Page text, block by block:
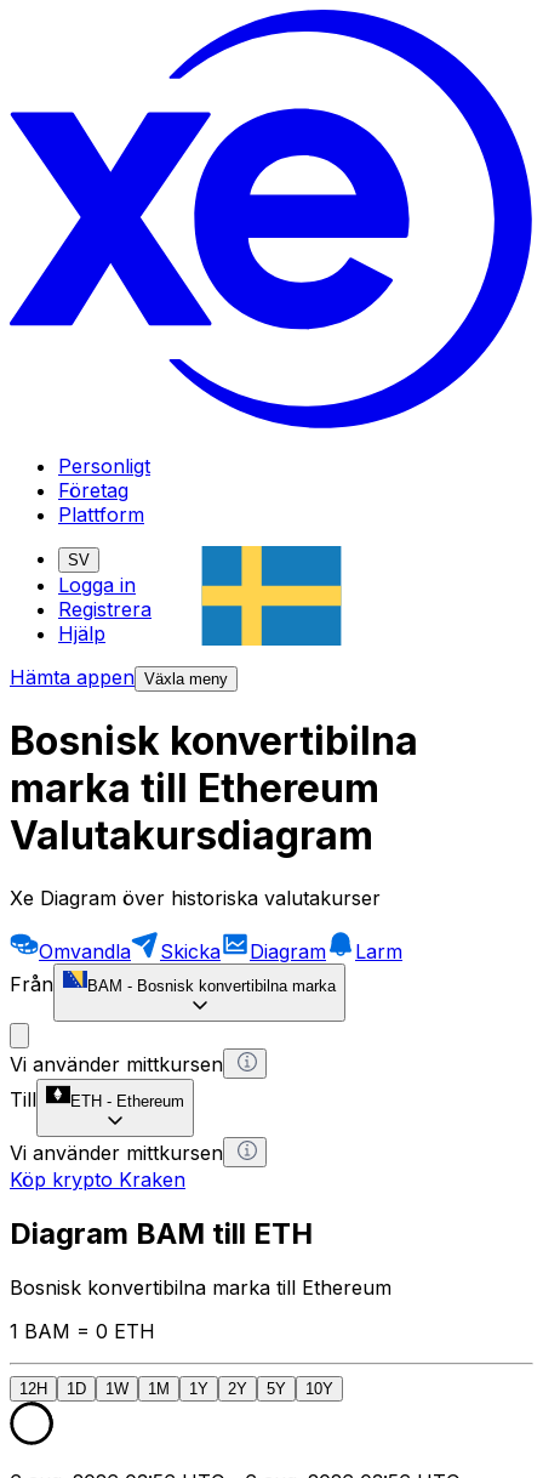
Personligt
Företag
Plattform
SV
Logga in
Registrera
Hjälp
Hämta appen Växla meny
Bosnisk konvertibilna
marka till Ethereum
Valutakursdiagram
Xe Diagram över historiska valutakurser
Omvandla Skicka Diagram
Larm
Från
BAM - Bosnisk konvertibilna marka
Vi använder mittkursen
Till
ETH - Ethereum
Vi använder mittkursen
Köp krypto Kraken
Diagram BAM till ETH
Bosnisk konvertibilna marka till Ethereum
1 BAM = 0 ETH
12H 1D 1W 1M 1Y 2Y 5Y 10Y